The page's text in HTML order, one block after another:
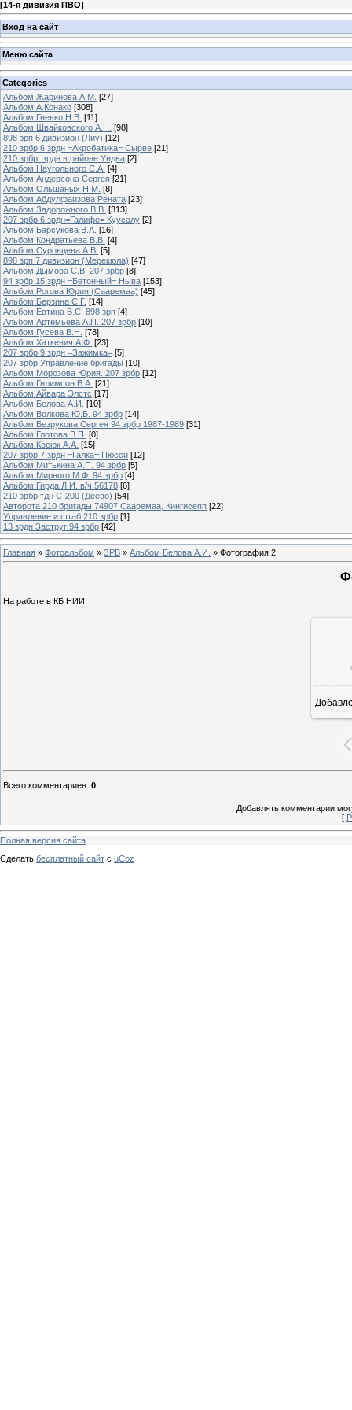
[14-я дивизия ПВО]
Вход на сайт
Меню сайта
Categories
Альбом Жаринова А.М. [27]
Альбом А.Конако [308]
Альбом Гневко Н.В. [11]
Альбом Швайковского А.Н. [98]
898 зрп 6 дивизион (Лиу) [12]
210 зрбр 6 зрдн =Акробатика= Сырве [21]
210 зрбр. зрдн в районе Ундва [2]
Альбом Наугольного С.А. [4]
Альбом Андерсона Сергея [21]
Альбом Ольшаных Н.М. [8]
Альбом Абдулфаизова Рената [23]
Альбом Задорожного В.В. [313]
207 зрбр 6 зрдн=Галифе= Куусалу [2]
Альбом Барсукова В.А. [16]
Альбом Кондратьева В.В. [4]
Альбом Суровцева А.В. [5]
898 зрп 7 дивизион (Мерекюла) [47]
Альбом Дымова С.В. 207 зрбр [8]
94 зрбр 15 зрдн =Бетонный= Ныва [153]
Альбом Рогова Юрия (Сааремаа) [45]
Альбом Берзина С.Г. [14]
Альбом Евтина В.С. 898 зрп [4]
Альбом Артемьева А.П. 207 зрбр [10]
Альбом Гусева В.Н. [78]
Альбом Хаткевич А.Ф. [23]
207 зрбр 9 зрдн =Зажимка= [5]
207 зрбр Управление бригады [10]
Альбом Морозова Юрия. 207 зрбр [12]
Альбом Гилимсон В.А. [21]
Альбом Айвара Элстс [17]
Альбом Белова А.И. [10]
Альбом Волкова Ю.Б. 94 зрбр [14]
Альбом Безрукова Сергея 94 зрбр 1987-1989 [31]
Альбом Глотова В.П. [0]
Альбом Косюк А.А. [15]
207 зрбр 7 зрдн =Галка= Пюсси [12]
Альбом Митькина А.П. 94 зрбр [5]
Альбом Мирного М.Ф. 94 зрбр [4]
Альбом Гирда Л.И. в/ч 56178 [6]
210 зрбр тдн С-200 (Деево) [54]
Авторота 210 бригады 74907 Сааремаа, Кингисепп [22]
Управление и штаб 210 зрбр [1]
13 зрдн Заструг 94 зрбр [42]
Главная » Фотоальбом » ЗРВ » Альбом Белова А.И. » Фотография 2
На работе в КБ НИИ.
Всего комментариев: 0
Добавлять комментарии
[
Полная версия сайта
Сделать бесплатный сайт с uCoz